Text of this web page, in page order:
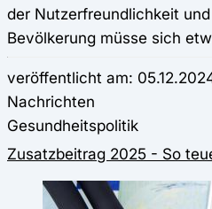
der Nutzerfreundlichkeit
Bevölkerung müsse sich
veröffentlicht am:
Nachrichten
Gesundheitspolitik
Zusatzbeitrag 2025 - So